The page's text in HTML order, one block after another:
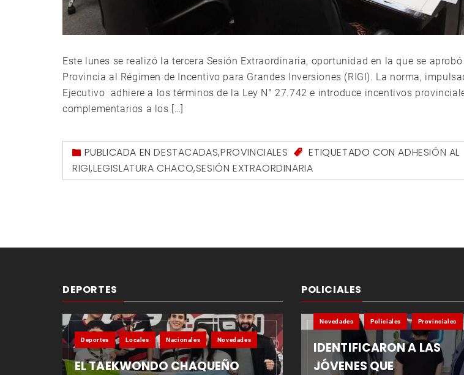
Este lunes se realizó la tercera Sesión Extraordinaria, oportunidad en la que se
Provincia al Régimen de Incentivo para Grandes Inversiones (RIGI). La norma,
Ejecutivo adhiere a los términos de la Ley N° 27.742 e introduce incentivos
complementarios a los […]
PUBLICADA ENDESTACADAS,PROVINCIALES ETIQUETADO CONADHESIÓN AL
RIGI,LEGISLATURA CHACO,SESIÓN EXTRAORDINARIA
DEPORTES
Deportes Locales Nacionales Novedades
EL TAEKWONDO CHAQUEÑO
POLICIALES
Novedades Policiales Provinciales
IDENTIFICARON A LAS
JÓVENES QUE